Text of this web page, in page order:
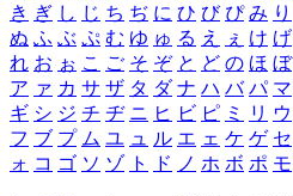
き ぎ し じ ち ぢ に ひ び ぴ み り
ぬ ふ ぶ ぷ む ゆ ゅ る え ぇ け げ
れ お ぉ こ ご そ ぞ と ど の ほ ぼ
ア ァ カ サ ザ タ ダ ナ ハ バ パ マ
ギ シ ジ チ ヂ ニ ヒ ビ ピ ミ リ ウ
フ ブ プ ム ユ ュ ル エ ェ ケ ゲ セ
ォ コ ゴ ソ ゾ ト ド ノ ホ ボ ポ モ